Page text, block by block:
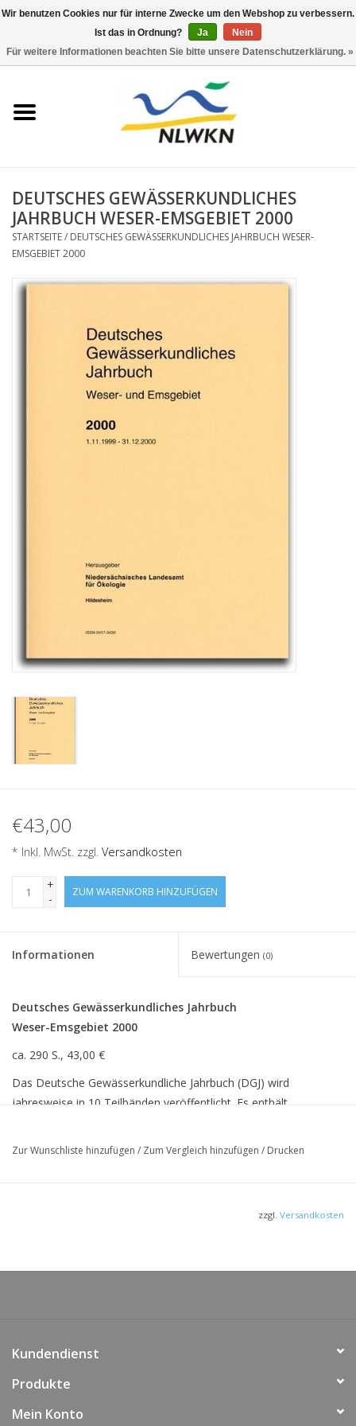
Neuerscheinungen
Wasserwirtschaft
Jahresberichte
DEUTSCHES GEWÄSSERKUNDLICHES
JAHRBUCH WESER-EMSGEBIET 2000
STARTSEITE/ DEUTSCHES GEWÄSSERKUNDLICHES JAHRBUCH WESER-
EMSGEBIET 2000
€43,00
* Inkl. MwSt. zzgl. Versandkosten
+
-
ZUM WARENKORB HINZUFÜGEN
Informationen Bewertungen (0)
Deutsches Gewässerkundliches Jahrbuch
Weser-Emsgebiet 2000
ca. 290 S., 43,00 €
Das Deutsche Gewässerkundliche Jahrbuch (DGJ) wird
jahresweise in 10 Teilbänden veröffentlicht. Es enthält
Grundlage für die wasserwirtschaftliche Praxis und Forschung.
Gewässerkundlichen Dienststellen der Bundesländer Hessen,
Zur Wunschliste hinzufügen / Zum Vergleich hinzufügen / Drucken
zzgl. Versandkosten
Kundendienst
Produkte
Mein Konto
Wir benutzen Cookies nur für interne Zwecke um den Webshop zu verbessern.
Ist das in Ordnung?
Ja
Nein
Für weitere Informationen beachten Sie bitte unsere Datenschutzerklärung. »